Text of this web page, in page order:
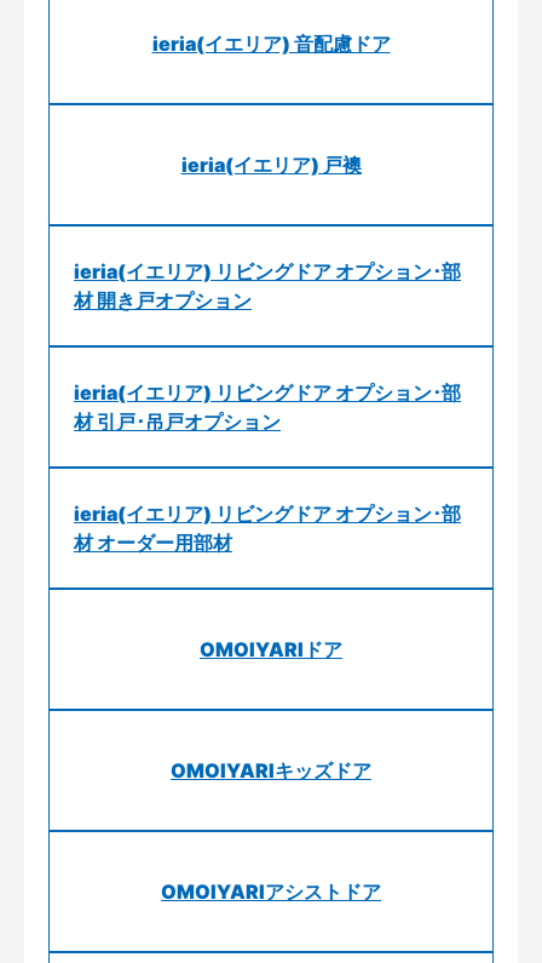
ieria(イエリア) 音配慮ドア
ieria(イエリア) 戸襖
ieria(イエリア) リビングドア オプション･部
材 開き戸オプション
ieria(イエリア) リビングドア オプション･部
材 引戸･吊戸オプション
ieria(イエリア) リビングドア オプション･部
材 オーダー用部材
OMOIYARIドア
OMOIYARIキッズドア
OMOIYARIアシストドア